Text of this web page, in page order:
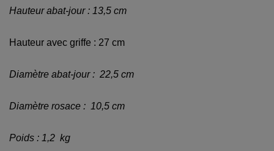
Hauteur abat-jour : 13,5 cm
Hauteur avec griffe : 27 cm
Diamètre abat-jour : 22,5 cm
Diamètre rosace : 10,5 cm
Poids : 1,2 kg